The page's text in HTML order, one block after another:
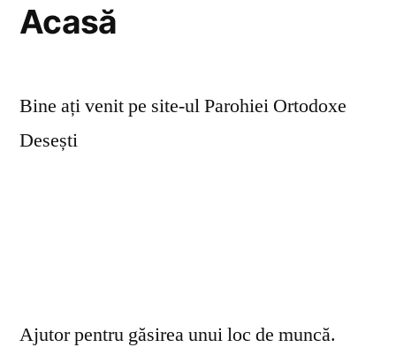
Acasă
Bine ați venit pe site-ul Parohiei Ortodoxe
Desești
Ajutor pentru găsirea unui loc de muncă.